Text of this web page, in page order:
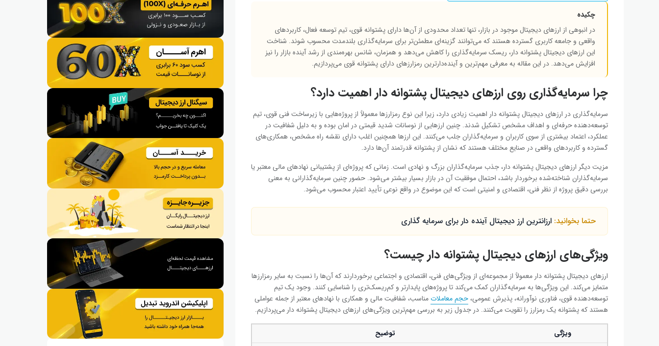
چکیده
در انبوهی از ارزهای دیجیتال موجود در بازار، تنها تعداد محدودی از آن‌ها دارای پشتوانه قوی، تیم توسعه فعال، کاربردهای
واقعی و جامعه کاربری گسترده هستند که می‌توانند گزینه‌ای مطمئن‌تر برای سرمایه‌گذاری بلندمدت محسوب شوند. شناخت
این ارزهای دیجیتال پشتوانه دار، ریسک سرمایه‌گذاری را کاهش می‌دهد و همزمان، شانس بهره‌مندی از رشد آینده بازار را نیز
افزایش می‌دهد. در این مقاله به معرفی مهم‌ترین و آینده‌دارترین رمزارزهای دارای پشتوانه قوی می‌پردازیم.
چرا سرمایه‌گذاری روی ارزهای دیجیتال پشتوانه ‌دار اهمیت دارد؟
سرمایه‌گذاری در ارزهای دیجیتال پشتوانه ‌دار اهمیت زیادی دارد، زیرا این نوع رمزارزها معمولاً از پروژه‌هایی با زیرساخت فنی قوی، تیم
توسعه‌دهنده حرفه‌ای و اهداف مشخص تشکیل شدند. چنین ارزهایی از نوسانات شدید قیمتی در امان‌ بوده و به دلیل شفافیت در
عملکرد، اعتماد بیشتری از سوی کاربران و سرمایه‌گذاران جلب می‌کنند. این ارزها همچنین اغلب دارای نقشه‌ راه مشخص، همکاری‌های
گسترده و کاربردهای واقعی در صنایع مختلف هستند که نشان از پشتوانه قدرتمند آن‌ها دارد.
مزیت دیگر ارزهای دیجیتال پشتوانه ‌دار، جذب سرمایه‌گذاران بزرگ و نهادی است. زمانی که پروژه‌ای از پشتیبانی نهادهای مالی معتبر یا
سرمایه‌گذاران شناخته‌شده برخوردار باشد، احتمال موفقیت آن در بازار بسیار بیشتر می‌شود. حضور چنین سرمایه‌گذارانی به معنی
بررسی دقیق پروژه از نظر فنی، اقتصادی و امنیتی است که این موضوع در واقع نوعی تأیید اعتبار محسوب می‌شود.
حتما بخوانید: ارزانترین ارز دیجیتال آینده دار برای سرمایه گذاری
ویژگی‌های ارزهای دیجیتال پشتوانه ‌دار چیست؟
ارزهای دیجیتال پشتوانه ‌دار معمولاً از مجموعه‌ای از ویژگی‌های فنی، اقتصادی و اجتماعی برخوردارند که آن‌ها را نسبت به سایر رمزارزها
متمایز می‌کند. این ویژگی‌ها به سرمایه‌گذاران کمک می‌کند تا پروژه‌های پایدارتر و کم‌ریسک‌تری را شناسایی کنند. وجود یک تیم
توسعه‌دهنده قوی، فناوری نوآورانه، پذیرش عمومی، حجم معاملات مناسب، شفافیت مالی و همکاری با نهادهای معتبر از جمله عواملی
هستند که پشتوانه یک رمزارز را تقویت می‌کنند. در جدول زیر به بررسی مهم‌ترین ویژگی‌های ارزهای دیجیتال پشتوانه ‌دار می‌پردازیم.
ویژگی
توضیح